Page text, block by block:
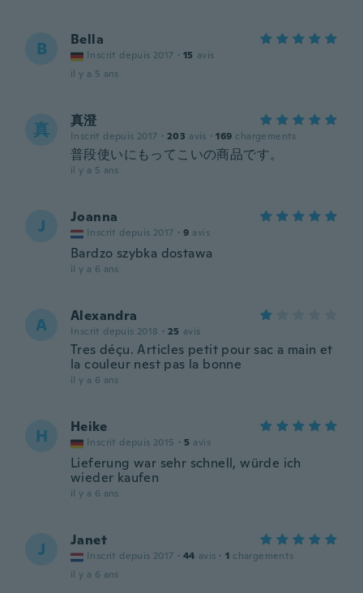
B Bella
Inscrit depuis 2017 · 15 avis
il y a 5 ans
真 真澄
Inscrit depuis 2017 · 203 avis · 169 chargements
普段使いにもってこいの商品です。
il y a 5 ans
J Joanna
Inscrit depuis 2017 · 9 avis
Bardzo szybka dostawa
il y a 6 ans
A Alexandra
Inscrit depuis 2018 · 25 avis
Tres déçu. Articles petit pour sac a main et
la couleur nest pas la bonne
il y a 6 ans
H Heike
Inscrit depuis 2015 · 5 avis
Lieferung war sehr schnell, würde ich
wieder kaufen
il y a 6 ans
J Janet
Inscrit depuis 2017 · 44 avis · 1 chargements
il y a 6 ans